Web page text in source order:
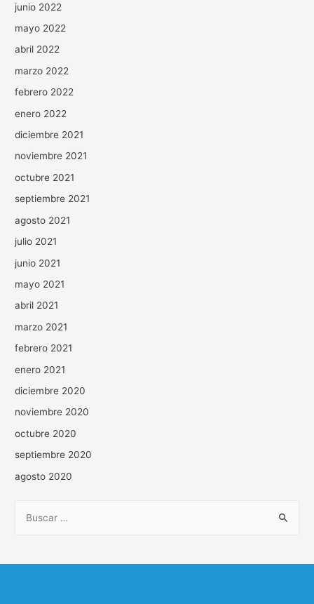
junio 2022
mayo 2022
abril 2022
marzo 2022
febrero 2022
enero 2022
diciembre 2021
noviembre 2021
octubre 2021
septiembre 2021
agosto 2021
julio 2021
junio 2021
mayo 2021
abril 2021
marzo 2021
febrero 2021
enero 2021
diciembre 2020
noviembre 2020
octubre 2020
septiembre 2020
agosto 2020